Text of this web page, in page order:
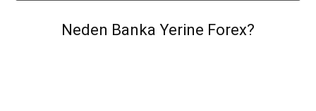
Neden Banka Yerine Forex?